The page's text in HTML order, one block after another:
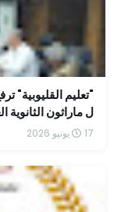
"تعليم القليوبية"
ل ماراثون الثانوية
17 يونيو 2026